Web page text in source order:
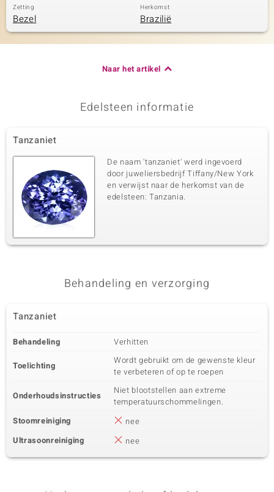
Zetting
Bezel
Herkomst
Brazilië
Naar het artikel
Edelsteen informatie
Tanzaniet
De naam 'tanzaniet' werd ingevoerd
door juweliersbedrijf Tiffany/New York
en verwijst naar de herkomst van de
edelsteen: Tanzania.
Behandeling en verzorging
Tanzaniet
Behandeling Verhitten
Toelichting
Wordt gebruikt om de gewenste kleur
te verbeteren of op te roepen
Onderhoudsinstructies
Niet blootstellen aan extreme
temperatuurschommelingen.
Stoomreiniging
nee
Ultrasoonreiniging
nee